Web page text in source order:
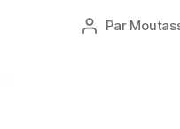
Auteur
Par